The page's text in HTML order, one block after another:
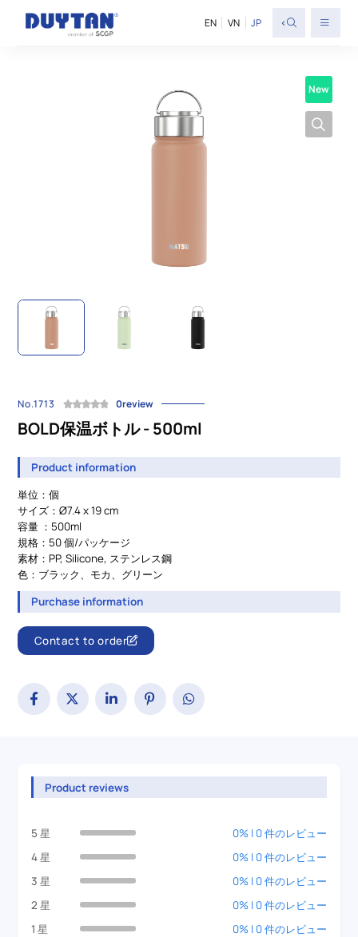
EN VN JP <
New
No.1713 0review
BOLD保温ボトル - 500ml
Product information
単位：個
サイズ：Ø7.4 x 19 cm
容量 ：500ml
規格：50 個/パッケージ
素材：PP, Silicone, ステンレス鋼
色：ブラック、モカ、グリーン
Purchase information
Contact to order
Product reviews
5 星
0% | 0 件のレビュー
4 星
0% | 0 件のレビュー
3 星
0% | 0 件のレビュー
2 星
0% | 0 件のレビュー
1 星
0% | 0 件のレビュー